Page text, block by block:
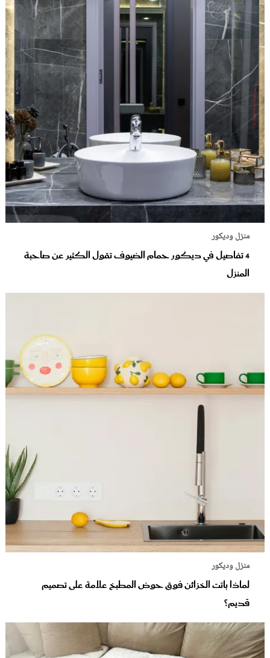
منزل وديكور
4 تفاصيل في ديكور حمام الضيوف تقول الكثير عن صاحبة
المنزل
منزل وديكور
لماذا باتت الخزائن فوق حوض المطبخ علامة على تصميم
قديم؟